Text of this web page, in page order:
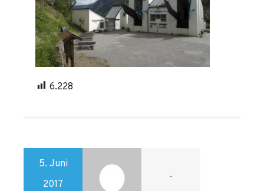
6.228
5. Juni
2017
-